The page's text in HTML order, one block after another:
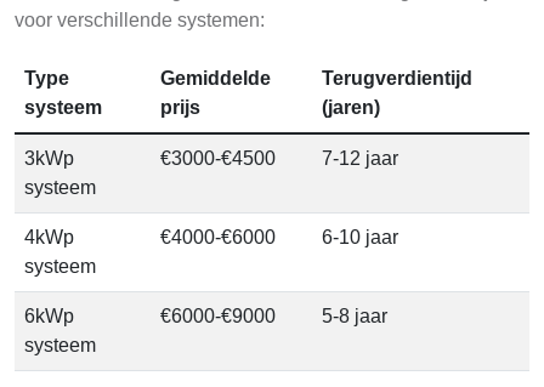
voor verschillende systemen:
Type
systeem
Gemiddelde
prijs
Terugverdientijd
(jaren)
3kWp
systeem
€3000-€4500 7-12 jaar
4kWp
systeem
€4000-€6000 6-10 jaar
6kWp
systeem
€6000-€9000 5-8 jaar